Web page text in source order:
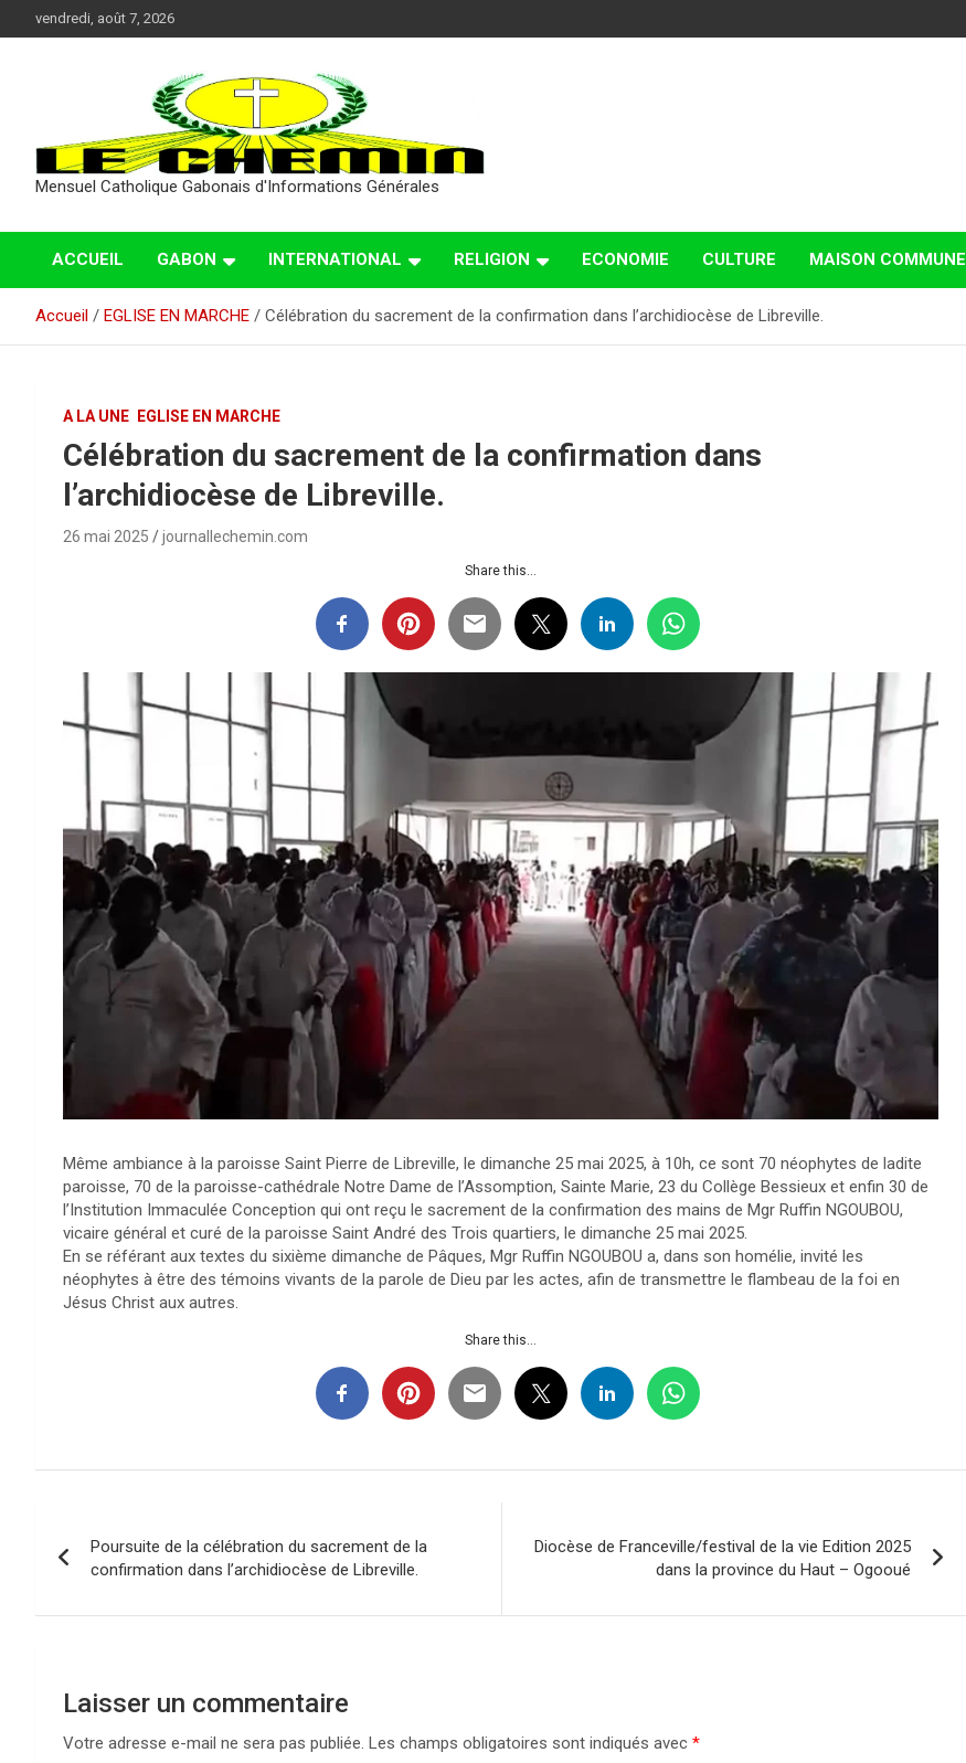
au
vendredi, août 7, 2026
Mensuel Catholique Gabonais d'Informations Générales
ACCUEIL GABON INTERNATIONAL RELIGION ECONOMIE CULTURE MAISON COMMUNE
Accueil EGLISE EN MARCHE Célébration du sacrement de la confirmation dans l’archidiocèse de Libreville.
A LA UNE EGLISE EN MARCHE
Célébration du sacrement de la confirmation dans
l’archidiocèse de Libreville.
26 mai 2025 journallechemin.com
Share this...
Même ambiance à la paroisse Saint Pierre de Libreville, le dimanche 25 mai 2025, à 10h, ce sont 70 néophytes de ladite
paroisse, 70 de la paroisse-cathédrale Notre Dame de l’Assomption, Sainte Marie, 23 du Collège Bessieux et enfin 30 de
l’Institution Immaculée Conception qui ont reçu le sacrement de la confirmation des mains de Mgr Ruffin NGOUBOU,
vicaire général et curé de la paroisse Saint André des Trois quartiers, le dimanche 25 mai 2025.
En se référant aux textes du sixième dimanche de Pâques, Mgr Ruffin NGOUBOU a, dans son homélie, invité les
néophytes à être des témoins vivants de la parole de Dieu par les actes, afin de transmettre le flambeau de la foi en
Jésus Christ aux autres.
Share this...
de
l’article
Poursuite de la célébration du sacrement de la
confirmation dans l’archidiocèse de Libreville.
Diocèse de Franceville/festival de la vie Edition 2025
dans la province du Haut – Ogooué
Laisser un commentaire
Votre adresse e-mail ne sera pas publiée. Les champs obligatoires sont indiqués avec *